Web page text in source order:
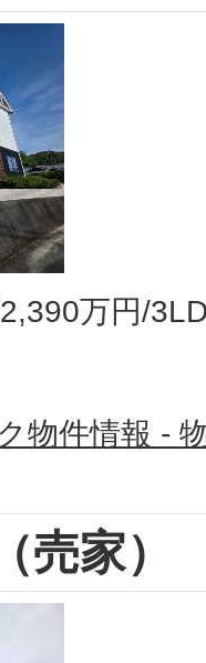
万円/
物件情報 -
売家）